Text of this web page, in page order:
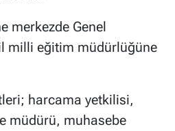
merkezde Genel
milli eğitim müdürlüğüne
harcama yetkilisi,
müdürü, muhasebe